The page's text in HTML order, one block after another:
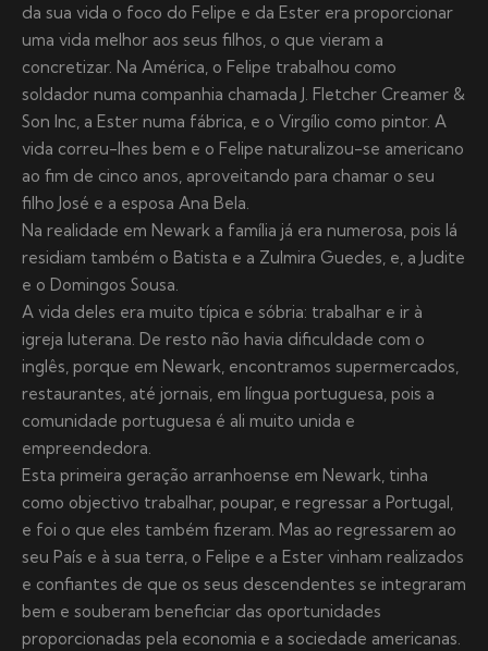
da sua vida o foco do Felipe e da Ester era proporcionar
uma vida melhor aos seus filhos, o que vieram a
concretizar. Na América, o Felipe trabalhou como
soldador numa companhia chamada J. Fletcher Creamer &
Son Inc, a Ester numa fábrica, e o Virgílio como pintor. A
vida correu-lhes bem e o Felipe naturalizou-se americano
ao fim de cinco anos, aproveitando para chamar o seu
filho José e a esposa Ana Bela.
Na realidade em Newark a família já era numerosa, pois lá
residiam também o Batista e a Zulmira Guedes, e, a Judite
e o Domingos Sousa.
A vida deles era muito típica e sóbria: trabalhar e ir à
igreja luterana. De resto não havia dificuldade com o
inglês, porque em Newark, encontramos supermercados,
restaurantes, até jornais, em língua portuguesa, pois a
comunidade portuguesa é ali muito unida e
empreendedora.
Esta primeira geração arranhoense em Newark, tinha
como objectivo trabalhar, poupar, e regressar a Portugal,
e foi o que eles também fizeram. Mas ao regressarem ao
seu País e à sua terra, o Felipe e a Ester vinham realizados
e confiantes de que os seus descendentes se integraram
bem e souberam beneficiar das oportunidades
proporcionadas pela economia e a sociedade americanas.